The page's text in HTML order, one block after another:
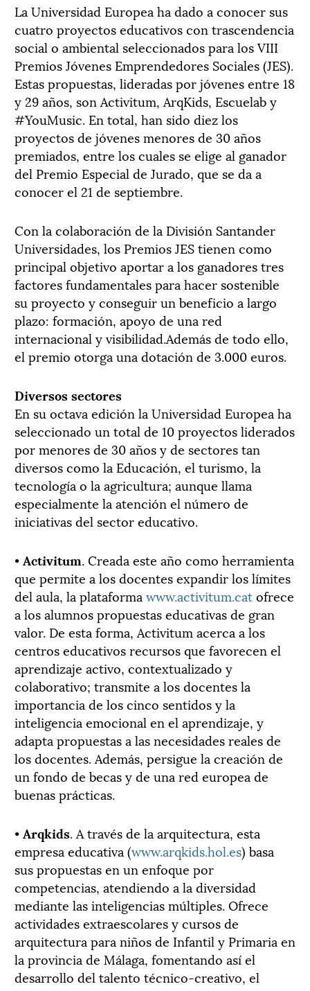
La Universidad Europea ha dado a conocer sus
cuatro proyectos educativos con trascendencia
social o ambiental seleccionados para los VIII
Premios Jóvenes Emprendedores Sociales (JES).
Estas propuestas, lideradas por jóvenes entre 18
y 29 años, son Activitum, ArqKids, Escuelab y
#YouMusic. En total, han sido diez los
proyectos de jóvenes menores de 30 años
premiados, entre los cuales se elige al ganador
del Premio Especial de Jurado, que se da a
conocer el 21 de septiembre.
Con la colaboración de la División Santander
Universidades, los Premios JES tienen como
principal objetivo aportar a los ganadores tres
factores fundamentales para hacer sostenible
su proyecto y conseguir un beneficio a largo
plazo: formación, apoyo de una red
internacional y visibilidad.Además de todo ello,
el premio otorga una dotación de 3.000 euros.
Diversos sectores
En su octava edición la Universidad Europea ha
seleccionado un total de 10 proyectos liderados
por menores de 30 años y de sectores tan
diversos como la Educación, el turismo, la
tecnología o la agricultura; aunque llama
especialmente la atención el número de
iniciativas del sector educativo.
• Activitum. Creada este año como herramienta
que permite a los docentes expandir los límites
del aula, la plataforma www.activitum.catofrece
a los alumnos propuestas educativas de gran
valor. De esta forma, Activitum acerca a los
centros educativos recursos que favorecen el
aprendizaje activo, contextualizado y
colaborativo; transmite a los docentes la
importancia de los cinco sentidos y la
inteligencia emocional en el aprendizaje, y
adapta propuestas a las necesidades reales de
los docentes. Además, persigue la creación de
un fondo de becas y de una red europea de
buenas prácticas.
• Arqkids. A través de la arquitectura, esta
empresa educativa (www.arqkids.hol.es) basa
sus propuestas en un enfoque por
competencias, atendiendo a la diversidad
mediante las inteligencias múltiples. Ofrece
actividades extraescolares y cursos de
arquitectura para niños de Infantil y Primaria en
la provincia de Málaga, fomentando así el
desarrollo del talento técnico-creativo, el